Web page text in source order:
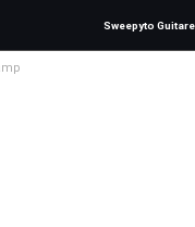
Sweepyto Guitare